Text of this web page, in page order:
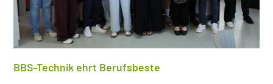
BBS-Technik ehrt Berufsbeste